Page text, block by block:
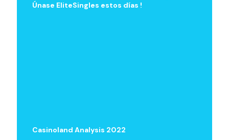
Únase EliteSingles estos días !
Casinoland Analysis 2022